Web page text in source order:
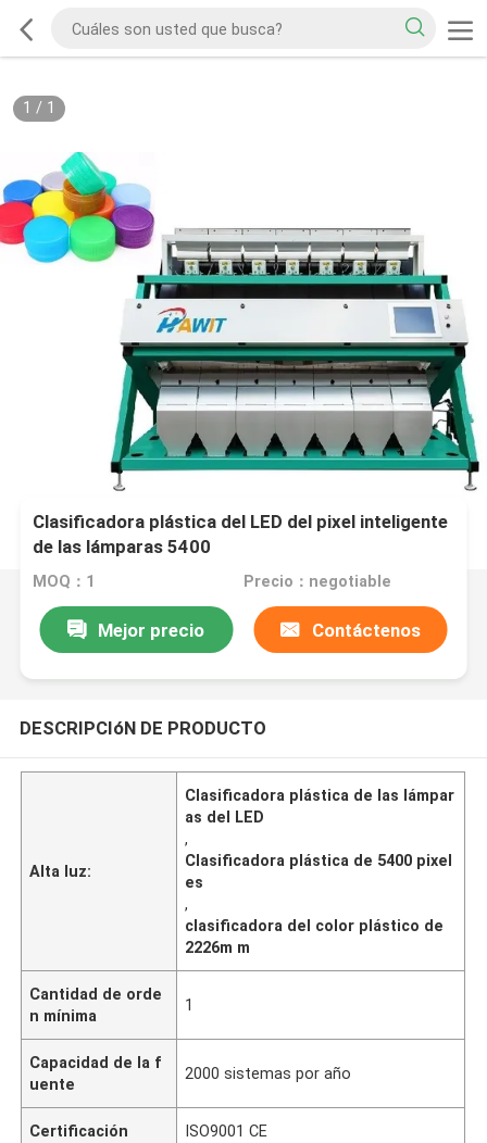
1 / 1
Clasificadora plástica del LED del pixel inteligente
de las lámparas 5400
MOQ：1 Precio：negotiable
Mejor precio Contáctenos
DESCRIPCIóN DE PRODUCTO
Alta luz:
Clasificadora plástica de las lámpar
as del LED
,
Clasificadora plástica de 5400 pixel
es
,
clasificadora del color plástico de
2226m m
Cantidad de orde
n mínima
1
Capacidad de la f
uente
2000 sistemas por año
Certificación ISO9001 CE